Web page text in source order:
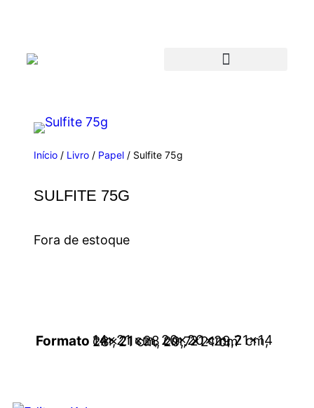
Início / Livro / Papel / Sulfite 75g
SULFITE 75G
Fora de estoque
Formato 14×21 cm, 20×20 cm, 21×14 cm, 21×28 cm, 21×29,7 cm, 28×21 cm, 29,7×21 cm